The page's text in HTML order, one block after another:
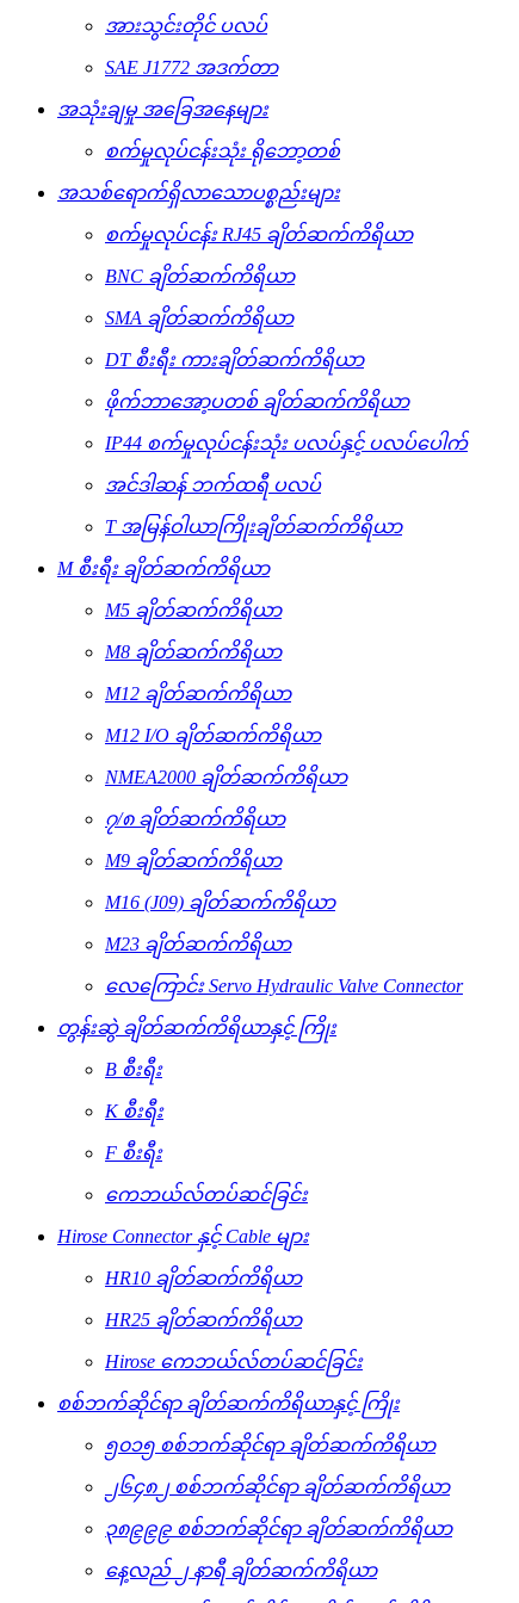
အားသွင်းတိုင် ပလပ်
SAE J1772 အဒက်တာ
အသုံးချမှု အခြေအနေများ
စက်မှုလုပ်ငန်းသုံး ရိုဘော့တစ်
အသစ်ရောက်ရှိလာသောပစ္စည်းများ
စက်မှုလုပ်ငန်း RJ45 ချိတ်ဆက်ကိရိယာ
BNC ချိတ်ဆက်ကိရိယာ
SMA ချိတ်ဆက်ကိရိယာ
DT စီးရီး ကားချိတ်ဆက်ကိရိယာ
ဖိုက်ဘာအော့ပတစ် ချိတ်ဆက်ကိရိယာ
IP44 စက်မှုလုပ်ငန်းသုံး ပလပ်နှင့် ပလပ်ပေါက်
အင်ဒါဆန် ဘက်ထရီ ပလပ်
T အမြန်ဝါယာကြိုးချိတ်ဆက်ကိရိယာ
M စီးရီး ချိတ်ဆက်ကိရိယာ
M5 ချိတ်ဆက်ကိရိယာ
M8 ချိတ်ဆက်ကိရိယာ
M12 ချိတ်ဆက်ကိရိယာ
M12 I/O ချိတ်ဆက်ကိရိယာ
NMEA2000 ချိတ်ဆက်ကိရိယာ
၇/၈ ချိတ်ဆက်ကိရိယာ
M9 ချိတ်ဆက်ကိရိယာ
M16 (J09) ချိတ်ဆက်ကိရိယာ
M23 ချိတ်ဆက်ကိရိယာ
လေကြောင်း Servo Hydraulic Valve Connector
တွန်းဆွဲ ချိတ်ဆက်ကိရိယာနှင့် ကြိုး
B စီးရီး
K စီးရီး
F စီးရီး
ကေဘယ်လ်တပ်ဆင်ခြင်း
Hirose Connector နှင့် Cable များ
HR10 ချိတ်ဆက်ကိရိယာ
HR25 ချိတ်ဆက်ကိရိယာ
Hirose ကေဘယ်လ်တပ်ဆင်ခြင်း
စစ်ဘက်ဆိုင်ရာ ချိတ်ဆက်ကိရိယာနှင့် ကြိုး
၅၀၁၅ စစ်ဘက်ဆိုင်ရာ ချိတ်ဆက်ကိရိယာ
၂၆၄၈၂ စစ်ဘက်ဆိုင်ရာ ချိတ်ဆက်ကိရိယာ
၃၈၉၉၉ စစ်ဘက်ဆိုင်ရာ ချိတ်ဆက်ကိရိယာ
နေ့လည် ၂ နာရီ ချိတ်ဆက်ကိရိယာ